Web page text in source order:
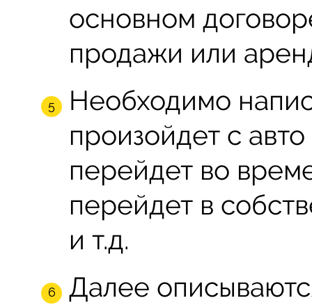
основном
продажи или
Необходимо
произойдет с
перейдет во
перейдет в
и т.д.
Далее